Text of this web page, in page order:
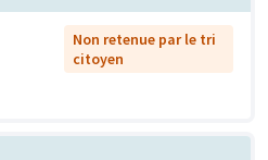
Non retenue par le tri
citoyen